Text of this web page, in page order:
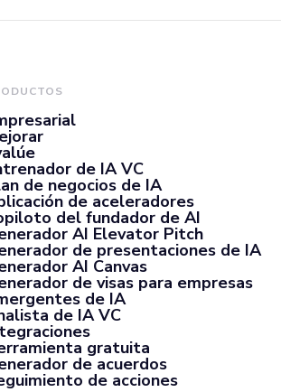
de IA VC
de negocios de IA
de aceleradores
del fundador de AI
AI Elevator Pitch
de presentaciones de IA
AI Canvas
de visas para empresas
de IA
de IA VC
gratuita
de acuerdos
de acciones